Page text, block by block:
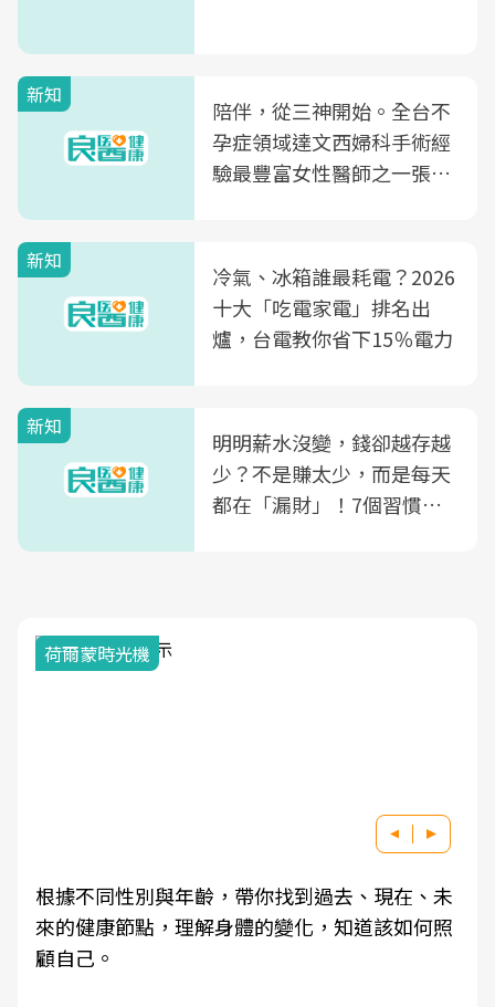
新知
陪伴，從三神開始。全台不
孕症領域達文西婦科手術經
驗最豐富女性醫師之一張永
光田醫院建構360度女性健
康照護生態圈
新知
冷氣、冰箱誰最耗電？2026
十大「吃電家電」排名出
爐，台電教你省下15％電力
新知
明明薪水沒變，錢卻越存越
少？不是賺太少，而是每天
都在「漏財」！7個習慣一
荷爾蒙時光機
根據不同性別與年齡，帶你找到過去、現在、未
來的健康節點，理解身體的變化，知道該如何照
顧自己。